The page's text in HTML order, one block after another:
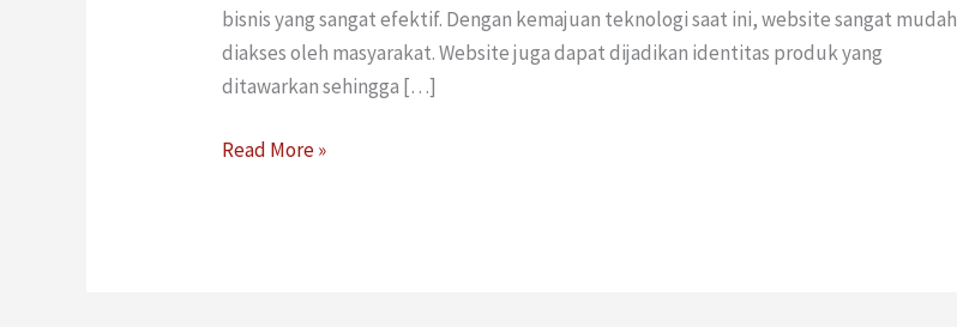
bisnis yang sangat efektif. Dengan kemajuan teknologi saat ini, website sangat mudah
diakses oleh masyarakat. Website juga dapat dijadikan identitas produk yang
ditawarkan sehingga […]
Read More »